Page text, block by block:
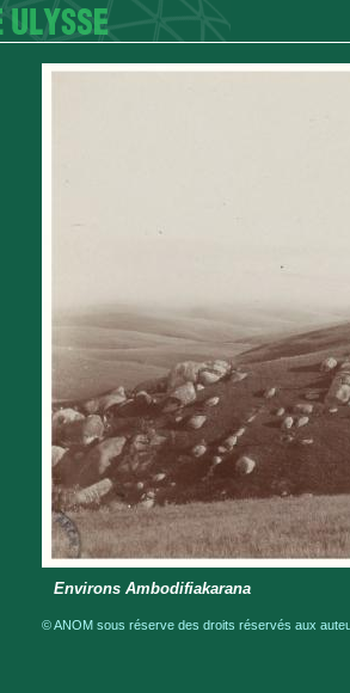
Environs Ambodifiakarana
© ANOM sous réserve des droits réservés aux